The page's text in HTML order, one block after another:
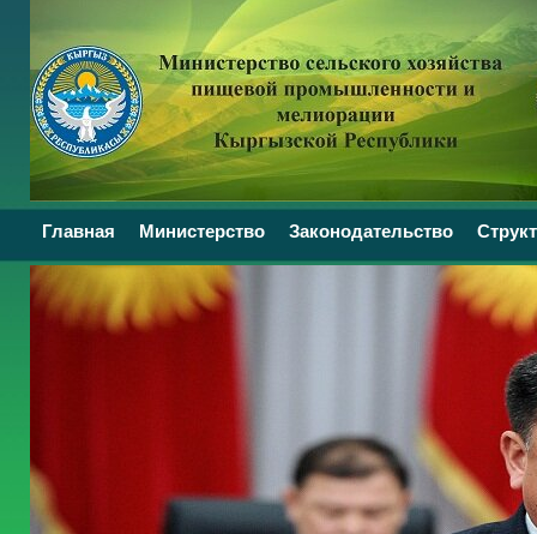
Главная Министерство Законодательство